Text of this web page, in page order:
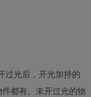
过光后，开光加持的
都有。未开过光的物